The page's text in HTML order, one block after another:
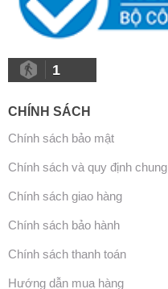
1
CHÍNH SÁCH
Chính sách bảo mật
Chính sách và quy định chung
Chính sách giao hàng
Chính sách bảo hành
Chính sách thanh toán
Hướng dẫn mua hàng